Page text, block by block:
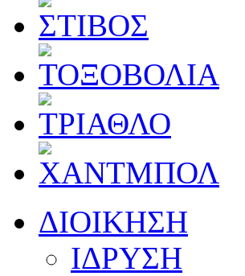
ΔΙΟΙΚΗΣΗ
ΙΔΡΥΣΗ